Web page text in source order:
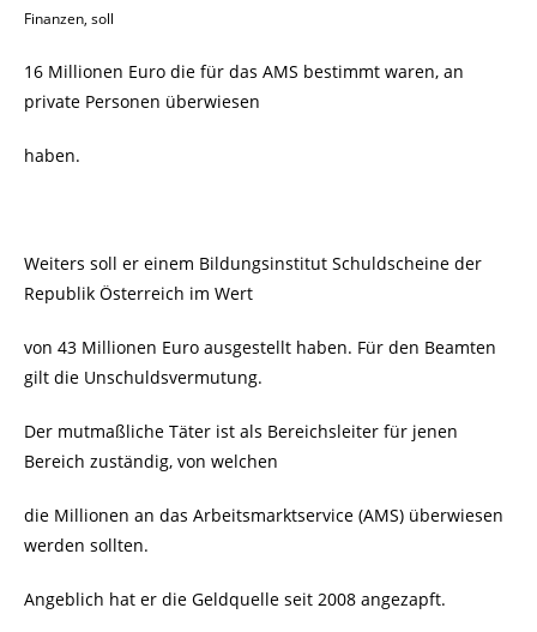
Finanzen, soll
16 Millionen Euro die für das AMS bestimmt waren, an
private Personen überwiesen
haben.
Weiters soll er einem Bildungsinstitut Schuldscheine der
Republik Österreich im Wert
von 43 Millionen Euro ausgestellt haben. Für den Beamten
gilt die Unschuldsvermutung.
Der mutmaßliche Täter ist als Bereichsleiter für jenen
Bereich zuständig, von welchen
die Millionen an das Arbeitsmarktservice (AMS) überwiesen
werden sollten.
Angeblich hat er die Geldquelle seit 2008 angezapft.